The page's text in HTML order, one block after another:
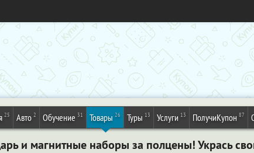
25 Авто 2 Обучение 31 Товары 26 Туры 13 Услуги 13 ПолучиКупон 87
и магнитные наборы за полцены! Укрась